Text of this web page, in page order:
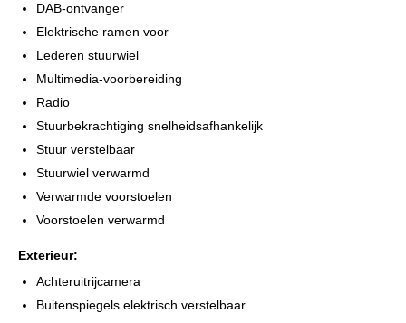
beslissing zouden kunnen beïnvloeden.
DAB-ontvanger
Elektrische ramen voor
Lederen stuurwiel
Multimedia-voorbereiding
Radio
Stuurbekrachtiging snelheidsafhankelijk
Stuur verstelbaar
Stuurwiel verwarmd
Verwarmde voorstoelen
Voorstoelen verwarmd
Exterieur:
Achteruitrijcamera
Buitenspiegels elektrisch verstelbaar